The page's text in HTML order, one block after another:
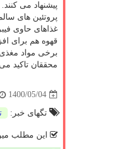
پیشنهاد می کنند.
پروتئین های
غذاهای حاوی
قهوه هم برای
برخی مواد
محققان تاکید
1400/05/04
تگهای خبر:
این مطلب